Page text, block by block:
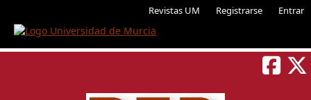
Revistas UM Registrarse Entrar